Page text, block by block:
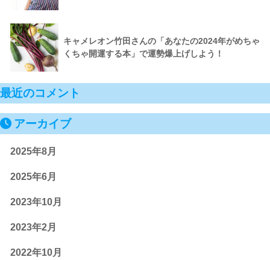
キャメレオン竹田さんの「あなたの2024年がめちゃ
くちゃ開運する本」で運勢爆上げしよう！
最近のコメント
アーカイブ
2025年8月
2025年6月
2023年10月
2023年2月
2022年10月